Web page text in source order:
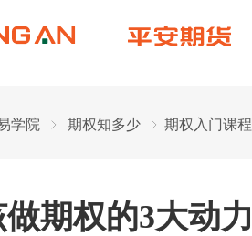
学院 期权知多少 期权入门课程
期权的3大动力